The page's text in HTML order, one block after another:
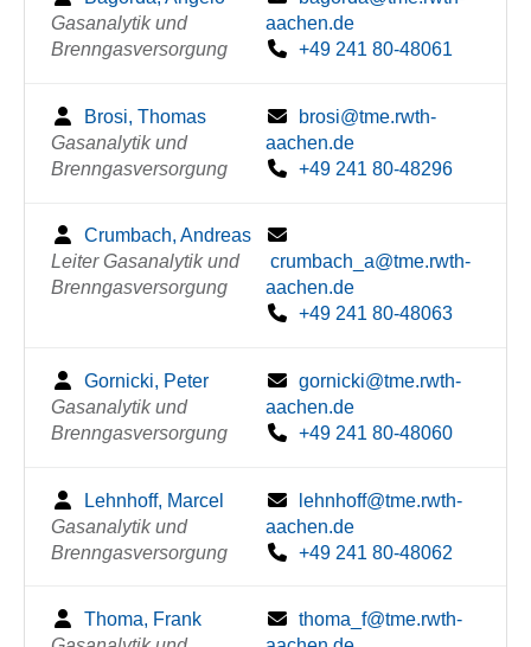
Gasanalytik und
Brenngasversorgung
aachen.de
+49 241 80-48061
Brosi, Thomas
Gasanalytik und
Brenngasversorgung
brosi@tme.rwth-
aachen.de
+49 241 80-48296
Crumbach, Andreas
Leiter Gasanalytik und
Brenngasversorgung
crumbach_a@tme.rwth-
aachen.de
+49 241 80-48063
Gornicki, Peter
Gasanalytik und
Brenngasversorgung
gornicki@tme.rwth-
aachen.de
+49 241 80-48060
Lehnhoff, Marcel
Gasanalytik und
Brenngasversorgung
lehnhoff@tme.rwth-
aachen.de
+49 241 80-48062
Thoma, Frank
thoma_f@tme.rwth-